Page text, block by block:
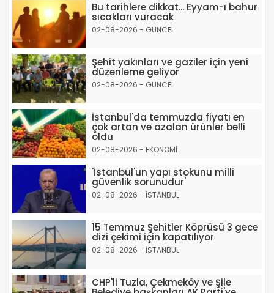
Bu tarihlere dikkat... Eyyam-ı bahur
sıcakları vuracak
02-08-2026 - GÜNCEL
Şehit yakınları ve gaziler için yeni
düzenleme geliyor
02-08-2026 - GÜNCEL
İstanbul'da temmuzda fiyatı en
çok artan ve azalan ürünler belli
oldu
02-08-2026 - EKONOMİ
'İstanbul'un yapı stokunu milli
güvenlik sorunudur'
02-08-2026 - İSTANBUL
15 Temmuz Şehitler Köprüsü 3 gece
dizi çekimi için kapatılıyor
02-08-2026 - İSTANBUL
CHP'li Tuzla, Çekmeköy ve Şile